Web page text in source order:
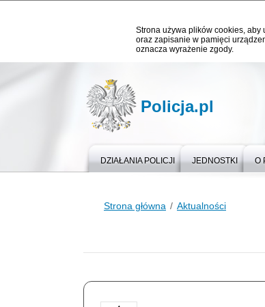
Strona używa plików cookies, aby
oraz zapisanie w pamięci
oznacza wyrażenie zgody.
Policja.pl
DZIAŁANIA POLICJI JEDNOSTKI O
Strona główna Aktualności